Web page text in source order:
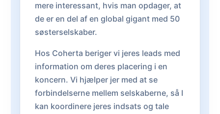
mere interessant, hvis man opdager, at
de er en del af en global gigant med 50
søsterselskaber.
Hos Coherta beriger vi jeres leads med
information om deres placering i en
koncern. Vi hjælper jer med at se
forbindelserne mellem selskaberne, så I
kan koordinere jeres indsats og tale